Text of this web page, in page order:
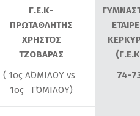
Γ.Ε.Κ-
ΠΡΩΤΑΘΛΗΤΗΣ
ΧΡΗΣΤΟΣ
ΤΖΟΒΑΡΑΣ
( 1ος Α΄ΟΜΙΛΟΥ vs
1ος Γ΄ΟΜΙΛΟΥ)
74-